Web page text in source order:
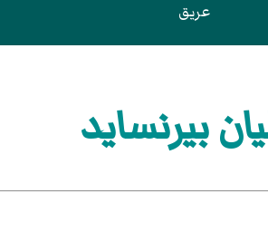
عريق
بيرنسايد